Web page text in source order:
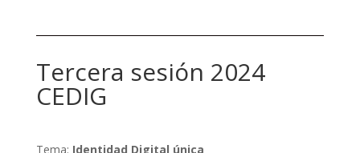
Tercera sesión 2024
CEDIG
Tema: Identidad Digital única